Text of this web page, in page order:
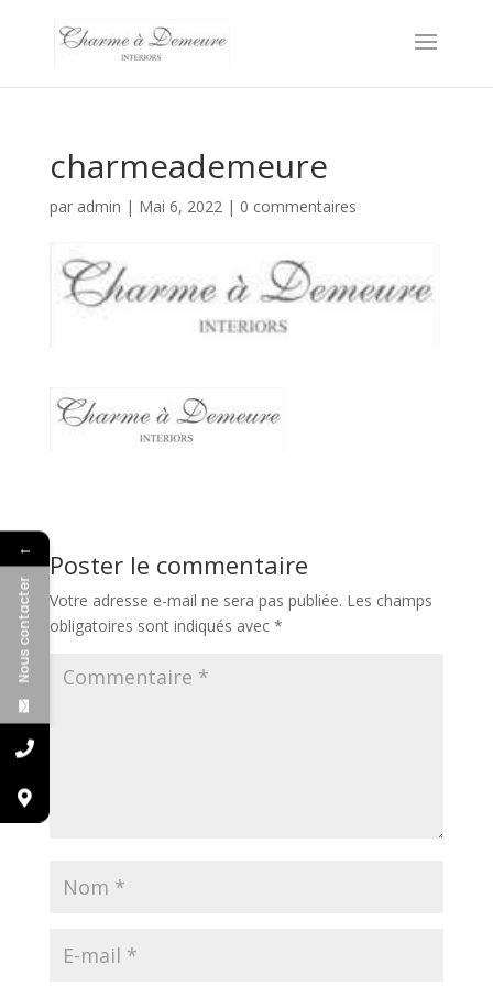
charmeademeure
par admin | Mai 6, 2022| 0 commentaires
Poster le commentaire
Votre adresse e-mail ne sera pas publiée. Les champs
obligatoires sont indiqués avec *
←
Nous contacter